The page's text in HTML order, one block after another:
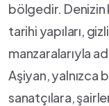
bölgedir. Denizin
tarihi yapıları,‍
‍manzaralarıyla
Aşiyan, yalnızca
sanatçılara,